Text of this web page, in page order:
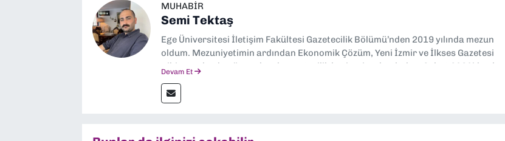
MUHABIR
Semi Tektaş
Ege Üniversitesi İletişim Fakültesi Gazetecilik Bölümü’nden 2019 yılında mezun
oldum. Mezuniyetimin ardından Ekonomik Çözüm, Yeni İzmir ve İlkses Gazetesi
gibi yayınlarda görev alarak gazetecilik kariyerime başladım. Şubat 2026’dan bu
Devam Et